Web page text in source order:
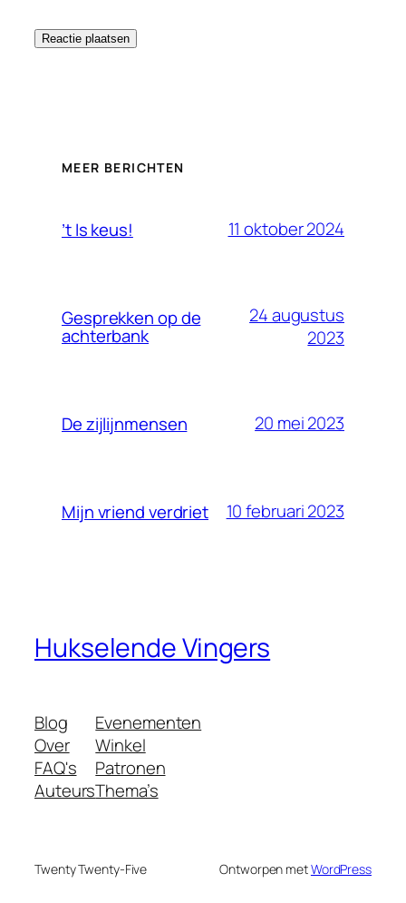
MEER BERICHTEN
’t Is keus! 11 oktober 2024
Gesprekken op de
achterbank
24 augustus
2023
De zijlijnmensen 20 mei 2023
Mijn vriend verdriet 10 februari 2023
Hukselende Vingers
Blog
Over
FAQ's
Auteurs
Evenementen
Winkel
Patronen
Thema’s
Twenty Twenty-Five Ontworpen metWordPress